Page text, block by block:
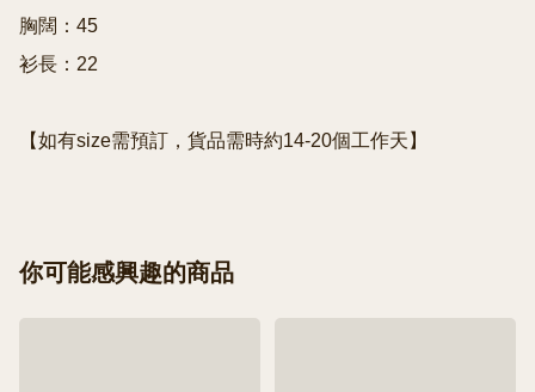
胸闊：45
衫長：22
【如有size需預訂，貨品需時約14-20個工作天】
你可能感興趣的商品